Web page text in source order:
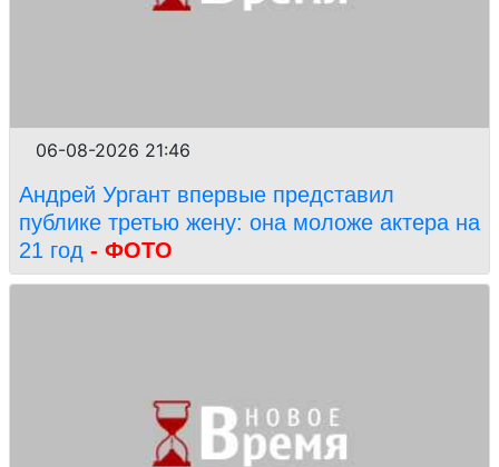
06-08-2026 21:46
Андрей Ургант впервые представил
публике третью жену: она моложе актера на
21 год - ФОТО